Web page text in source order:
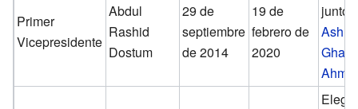
Primer
Vicepresidente
Abdul
Rashid
Dostum
29 de
septiembre
de 2014
19 de
febrero de
2020
junto
Ashraf
Ghani